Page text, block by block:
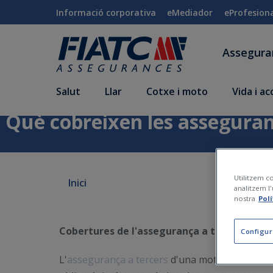
Salta al contingut principal
Informació corporativa eMediador
Salut Llar Cotxe i moto Vida i
Què cobreixen les
Inici
Cobertures de l'assegurança a tercers i
L'assegurança a tercers d'una moto és la
Utilitzem
analitzem
nostra